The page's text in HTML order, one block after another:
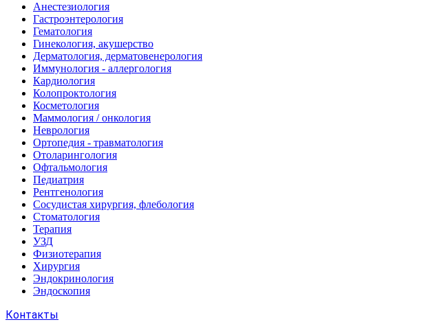
Анестезиология
Гастроэнтерология
Гематология
Гинекология, акушерство
Дерматология, дерматовенерология
Иммунология - аллергология
Кардиология
Колопроктология
Косметология
Маммология / онкология
Неврология
Ортопедия - травматология
Отоларингология
Офтальмология
Педиатрия
Рентгенология
Сосудистая хирургия, флебология
Стоматология
Терапия
УЗД
Физиотерапия
Хирургия
Эндокринология
Эндоскопия
Контакты